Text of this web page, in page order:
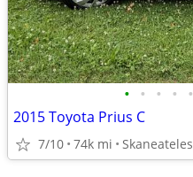
• • • • •
2015 Toyota Prius C
7/10 74k mi Skaneateles